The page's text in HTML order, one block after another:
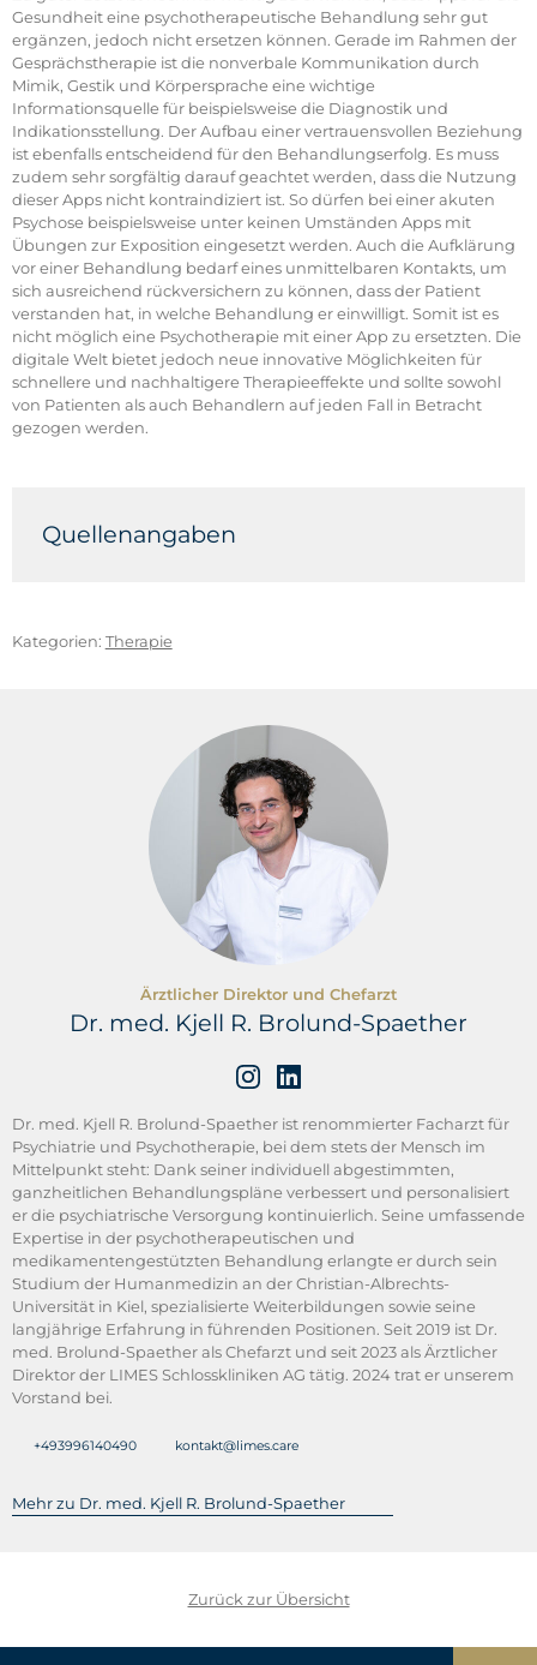
Gesundheit eine psychotherapeutische Behandlung sehr gut
ergänzen, jedoch nicht ersetzen können. Gerade im Rahmen der
Gesprächstherapie ist die nonverbale Kommunikation durch
Mimik, Gestik und Körpersprache eine wichtige
Informationsquelle für beispielsweise die Diagnostik und
Indikationsstellung. Der Aufbau einer vertrauensvollen Beziehung
ist ebenfalls entscheidend für den Behandlungserfolg. Es muss
zudem sehr sorgfältig darauf geachtet werden, dass die Nutzung
dieser Apps nicht kontraindiziert ist. So dürfen bei einer akuten
Psychose beispielsweise unter keinen Umständen Apps mit
Übungen zur Exposition eingesetzt werden. Auch die Aufklärung
vor einer Behandlung bedarf eines unmittelbaren Kontakts, um
sich ausreichend rückversichern zu können, dass der Patient
verstanden hat, in welche Behandlung er einwilligt. Somit ist es
nicht möglich eine Psychotherapie mit einer App zu ersetzten. Die
digitale Welt bietet jedoch neue innovative Möglichkeiten für
schnellere und nachhaltigere Therapieeffekte und sollte sowohl
von Patienten als auch Behandlern auf jeden Fall in Betracht
gezogen werden.
Quellenangaben
content/uploads/2020/10/bptk_praxisinfo_Digitale-
Möglichkeiten. Bundesgesundheitsblatt –
Gesundheitsforschung – Gesundheitsschutz (2021),
Weitzel, Elena Caroline et al.: E-Mental-Health und
digitale Gesundheitsanwendungen in Deutschland.
Der Nervenarzt (2021), Band 92.
Kategorien: Therapie
Ärztlicher Direktor und Chefarzt
Dr. med. Kjell R. Brolund-Spaether
Dr. med. Kjell R. Brolund-Spaether ist renommierter Facharzt für
Psychiatrie und Psychotherapie, bei dem stets der Mensch im
Mittelpunkt steht: Dank seiner individuell abgestimmten,
ganzheitlichen Behandlungspläne verbessert und personalisiert
er die psychiatrische Versorgung kontinuierlich. Seine umfassende
Expertise in der psychotherapeutischen und
medikamentengestützten Behandlung erlangte er durch sein
Studium der Humanmedizin an der Christian-Albrechts-
Universität in Kiel, spezialisierte Weiterbildungen sowie seine
langjährige Erfahrung in führenden Positionen. Seit 2019 ist Dr.
med. Brolund-Spaether als Chefarzt und seit 2023 als Ärztlicher
Direktor der LIMES Schlosskliniken AG tätig. 2024 trat er unserem
Vorstand bei.
+493996140490 kontakt@limes.care
Mehr zu Dr. med. Kjell R. Brolund-Spaether
Zurück zur Übersicht